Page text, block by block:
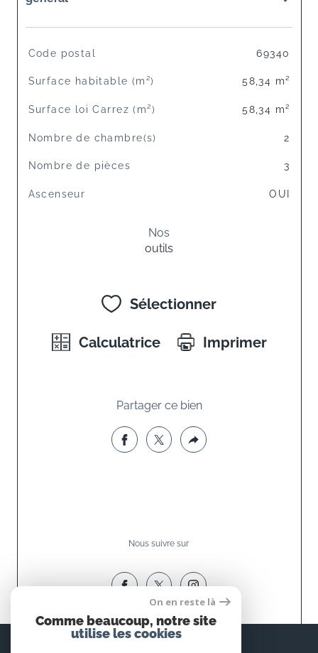
TRAD_SIROCCO_Caracteristique
Code postal 69340
Surface habitable (m²) 58,34 m²
Surface loi Carrez (m²) 58,34 m²
Nombre de chambre(s) 2
Nombre de pièces 3
Ascenseur OUI
Nos
outils
Sélectionner
Calculatrice Imprimer
Partager ce bien
Nous suivre sur
Espace
On en reste là
Comme beaucoup, notre site
utilise les cookies